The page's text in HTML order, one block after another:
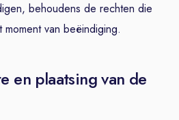
behoudens de rechten die
van beëindiging.
en plaatsing van de